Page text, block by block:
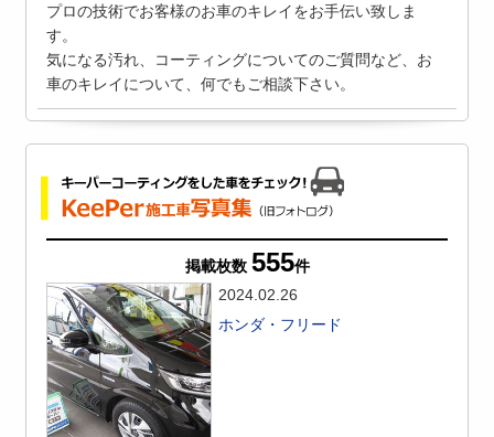
プロの技術でお客様のお車のキレイをお手伝い致しま
す。
気になる汚れ、コーティングについてのご質問など、お
車のキレイについて、何でもご相談下さい。
掲載枚数 555件
2024.02.26
ホンダ・フリード